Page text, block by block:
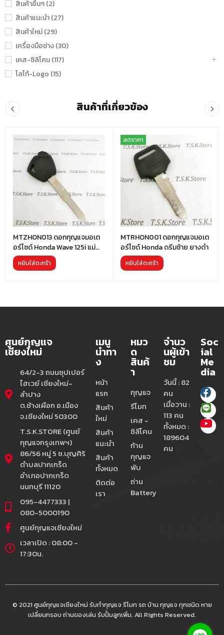
สินค้าอื่นๆ (2)
สินค้าแนะนำ (27)
สินค้าใหม่ (29)
เครื่องมือช่าง (30)
เคส-ซิลิโคน (117)
โลโก้-Logo (15)
สินค้าที่เกี่ยวข้อง
MTZHON013 ดอกกุญแจมอเต
อร์ไซด์ Honda Wave 125i แม่
เหล็กซ้ายยาว
หยิบใส่ตะกร้า
ลดราคา
MTRHON001 ดอกกุญแจมอเต
อร์ไซด์ Honda ดรีมซ้าย ยางดำ
หยิบใส่ตะกร้า
ศูนย์กุญแจ
เชียงใหม่
64/2-3 ถนนซุปเปอร์
ไฮเวย์ เชียงใหม่-
ลำปาง
ต.ช้างเผือก อ.เมือง
จ.เชียงใหม่ 50300
T.S.K.STORE (ศูนย์
กุญแจกรุงเทพฯ)
86/56 หมู่ 5 ซ.บุญศิริ
ตำบลปากเกร็ด
อำเภอปากเกร็ด
นนทบุรี 11120
095-4477333 |
080-5000190
ศูนย์กุญแจเชียงใหม่
เวลาเปิด : 08:00 -
17:30น.
เมนู
นำทา
ง
หน้า
แรก
สินค้า
ใหม่
สินค้า
แนะนำ
สินค้า
ทั้งหมด
ติดต่อ
เรา
หมว
ด
สินค้
า
กุญแจ
รีโมท
เคส -
ซิลีโคน
ก้าน
กุญแจ
พับ
ถ่าน
Battery
จำนว
นผู้เข้า
ชม
วันนี้ : 82
คน
เมื่อวาน :
113 คน
ทั้งหมด :
189604
คน
Soc
ial
Me
dia
© 2021 ศูนย์กุญแจเชียงใหม่ รับทำกุญแจ รีโมท รถ บ้าน กุญแจ ทุกชนิด หาย
เปลี่ยนกรอบ ถ่านของเล่น รับปั้มลูกเพิ่ม. All Rights Reserved.